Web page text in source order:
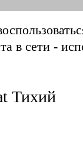
в сети -
Тихий